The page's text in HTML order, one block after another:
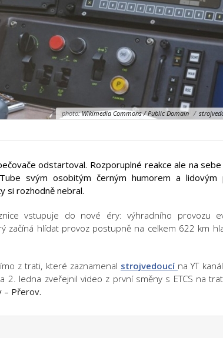
photo:Wikimedia Commons / Public Domain /
odstartoval. Rozporuplné reakce ale na sebe
svým osobitým černým humorem a lidovým
si rozhodně nebral.
vstupuje do nové éry: výhradního provozu
začíná hlídat provoz postupně na celkem 622 km
z trati, které zaznamenal strojvedoucí na YT
2. ledna zveřejnil video z první směny s ETCS na
– Přerov.